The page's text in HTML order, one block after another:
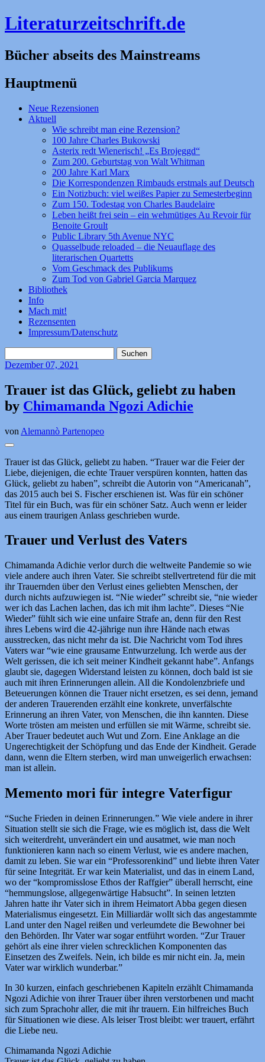
Literaturzeitschrift.de
Bücher abseits des Mainstreams
Hauptmenü
Zum
Inhalt
Neue Rezensionen
Aktuell
Wie schreibt man eine Rezension?
100 Jahre Charles Bukowski
Asterix redt Wienerisch! „Es Brojeggd“
Zum 200. Geburtstag von Walt Whitman
200 Jahre Karl Marx
Die Korrespondenzen Rimbauds erstmals auf Deutsch
Ein Notizbuch: viel weißes Papier zu Semesterbeginn
Zum 150. Todestag von Charles Baudelaire
Leben heißt frei sein – ein wehmütiges Au Revoir für
Benoite Groult
Public Library 5th Avenue NYC
Quasselbude reloaded – die Neuauflage des
literarischen Quartetts
Vom Geschmack des Publikums
Zum Tod von Gabriel Garcia Marquez
Bibliothek
Info
Mach mit!
Rezensenten
Impressum/Datenschutz
nach:
Dezember07, 2021
Trauer ist das Glück, geliebt zu haben
by Chimamanda Ngozi Adichie
von Alemannò Partenopeo
Trauer ist das Glück, geliebt zu haben. “Trauer war die Feier der
Liebe, diejenigen, die echte Trauer verspüren konnten, hatten das
Glück, geliebt zu haben”, schreibt die Autorin von “Americanah”,
das 2015 auch bei S. Fischer erschienen ist. Was für ein schöner
Titel für ein Buch, was für ein schöner Satz. Auch wenn er leider
aus einem traurigen Anlass geschrieben wurde.
Trauer und Verlust des Vaters
Chimamanda Adichie verlor durch die weltweite Pandemie so wie
viele andere auch ihren Vater. Sie schreibt stellvertretend für die mit
ihr Trauernden über den Verlust eines geliebten Menschen, der
durch nichts aufzuwiegen ist. “Nie wieder” schreibt sie, “nie wieder
wer ich das Lachen lachen, das ich mit ihm lachte”. Dieses “Nie
Wieder” fühlt sich wie eine unfaire Strafe an, denn für den Rest
ihres Lebens wird die 42-jährige nun ihre Hände nach etwas
ausstrecken, das nicht mehr da ist. Die Nachricht vom Tod ihres
Vaters war “wie eine grausame Entwurzelung. Ich werde aus der
Welt gerissen, die ich seit meiner Kindheit gekannt habe”. Anfangs
glaubt sie, dagegen Widerstand leisten zu können, doch bald ist sie
auch mit ihren Erinnerungen allein. All die Kondolenzbriefe und
Beteuerungen können die Trauer nicht ersetzen, es sei denn, jemand
der anderen Trauerenden erzählt eine konkrete, unverfälschte
Erinnerung an ihren Vater, von Menschen, die ihn kannten. Diese
Worte trösten am meisten und erfüllen sie mit Wärme, schreibt sie.
Aber Trauer bedeutet auch Wut und Zorn. Eine Anklage an die
Ungerechtigkeit der Schöpfung und das Ende der Kindheit. Gerade
dann, wenn die Eltern sterben, wird man unweigerlich erwachsen:
man ist allein.
Memento mori für integre Vaterfigur
“Suche Frieden in deinen Erinnerungen.” Wie viele andere in ihrer
Situation stellt sie sich die Frage, wie es möglich ist, dass die Welt
sich weiterdreht, unverändert ein und ausatmet, wie man noch
funktionieren kann nach so einem Verlust, wie es andere machen,
damit zu leben. Sie war ein “Professorenkind” und liebte ihren Vater
für seine Integrität. Er war kein Materialist, und das in einem Land,
wo der “kompromisslose Ethos der Raffgier” überall herrscht, eine
“hemmungslose, allgegenwärtige Habsucht”. In seinen letzten
Jahren hatte ihr Vater sich in ihrem Heimatort Abba gegen diesen
Materialismus eingesetzt. Ein Milliardär wollt sich das angestammte
Land unter den Nagel reißen und verleumdete die Bewohner bei
den Behörden. Ihr Vater war sogar entführt worden. “Zur Trauer
gehört als eine ihrer vielen schrecklichen Komponenten das
Einsetzen des Zweifels. Nein, ich bilde es mir nicht ein. Ja, mein
Vater war wirklich wunderbar.”
In 30 kurzen, einfach geschriebenen Kapiteln erzählt Chimamanda
Ngozi Adichie von ihrer Trauer über ihren verstorbenen und macht
sich zum Sprachohr aller, die mit ihr trauern. Ein hilfreiches Buch
für Situationen wie diese. Als leiser Trost bleibt: wer trauert, erfährt
die Liebe neu.
Chimamanda Ngozi Adichie